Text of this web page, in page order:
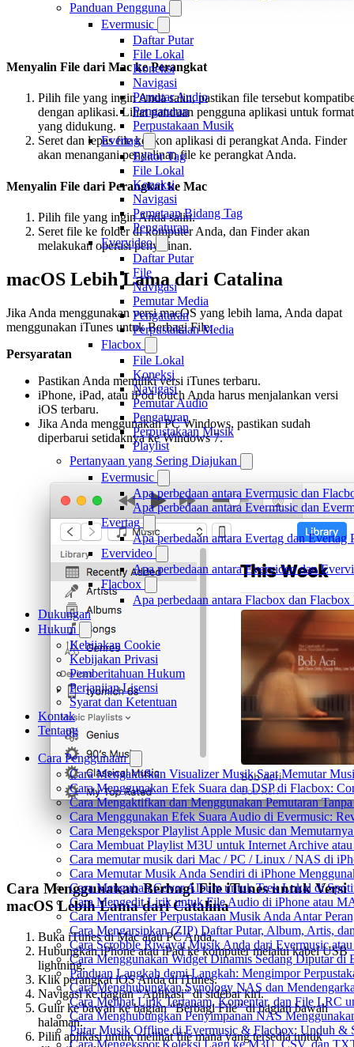
Panduan Pengguna
Evermusic
Daftar Putar
File Lokal
Koneksi
Navigasi
Pemutar Audio
Pengaturan
Perpustakaan Musik
Evertag
Editor Tag
File Lokal
Koneksi
Navigasi
Pemetaan Bidang Tag
Pengaturan
Evervideo
Daftar Putar
File
Navigasi
Pemutar Media
Pengaturan
Perpustakaan Media
Flacbox
File Lokal
Koneksi
Navigasi
Pemutar Audio
Pengaturan
Perpustakaan Musik
Playlist
Pertanyaan yang Sering Diajukan
Evermusic
Apa perbedaan antara Evermusic dan
Apa perbedaan antara Evermusic dan
Evertag
Apa perbedaan antara Evertag dan Evertag
Evervideo
Apa perbedaan antara Evervideo dan
Flacbox
Apa perbedaan antara Flacbox dan Flacbox
Dukungan
Hukum
Kebijakan Cookie
Kebijakan Privasi
Pemberitahuan Hukum
Perjanjian Lisensi
Syarat dan Ketentuan
Kontak
Tentang
Cara Penggunaan
Cara Mengaktifkan Visualizer Musik Saat Memutar
Cara Menggunakan Efek Suara dan DSP di Flacbox:
Cara Mengaktifkan dan Menggunakan Pemutaran
Cara Menggunakan Efek Suara Audio di Evermusic:
Cara Mengekspor Playlist Apple Music dan
Cara Membuat Playlist M3U untuk Internet Archive
Cara memutar musik dari Mac / PC / Linux / NAS di
Cara Memutar Musik Anda Sendiri di iPhone
Cara Mengubah Cover Album untuk Trek Lokal di
Cara Mengedit Lirik untuk File Audio di iPhone atau
Cara Mentransfer Perpustakaan Musik Anda Antar
Cara Mengarsipkan (ZIP) Daftar Putar, Album, Artis,
Cara Scrobble Riwayat Musik Anda dari Evermusic
Cara Menggunakan Widget Dinamis Sedang Diputar
Panduan Langkah demi Langkah: Mengimpor
Cara Menghubungkan Synology NAS dan
Cara Melihat Lirik Tertanam, Komentar, dan File LRC
Cara Menghubungkan Penyimpanan NAS
Putar Musik Offline di Evermusic & Flacbox: Unduh &
Cara Mengekspor Koleksi Lagu ke M3U, CSV, dan
Menyalin File dari Mac ke Perangkat
Pilih file yang ingin Anda salin, pastikan file tersebut
dengan aplikasi. Lihat panduan pengguna aplikasi untuk format
yang didukung.
Seret dan lepas file ke ikon aplikasi di perangkat Anda. Finder
akan menangani penyalinan file ke perangkat Anda.
Menyalin File dari Perangkat ke Mac
Pilih file yang ingin Anda salin.
Seret file ke folder di komputer Anda, dan Finder akan
melakukan operasi penyalinan.
macOS Lebih Lama dari Catalina
Jika Anda menggunakan versi macOS yang lebih lama, Anda dapat
menggunakan iTunes untuk Berbagi File.
Persyaratan
Pastikan Anda memiliki versi iTunes terbaru.
iPhone, iPad, atau iPod touch Anda harus menjalankan versi
iOS terbaru.
Jika Anda menggunakan PC Windows, pastikan sudah
diperbarui setidaknya ke Windows 7.
Cara Menggunakan Berbagi File iTunes untuk Versi
macOS Lebih Lama dari Catalina
Buka iTunes di Mac atau PC Anda.
Hubungkan iPhone atau iPad ke komputer melalui kabel USB
lightning.
Klik perangkat iOS Anda di iTunes.
Navigasi ke bagian “Aplikasi” di sidebar kiri.
Gulir ke bawah ke bagian “Berbagi File” di bagian bawah
halaman.
Pilih aplikasi untuk melihat file mana yang tersedia untuk